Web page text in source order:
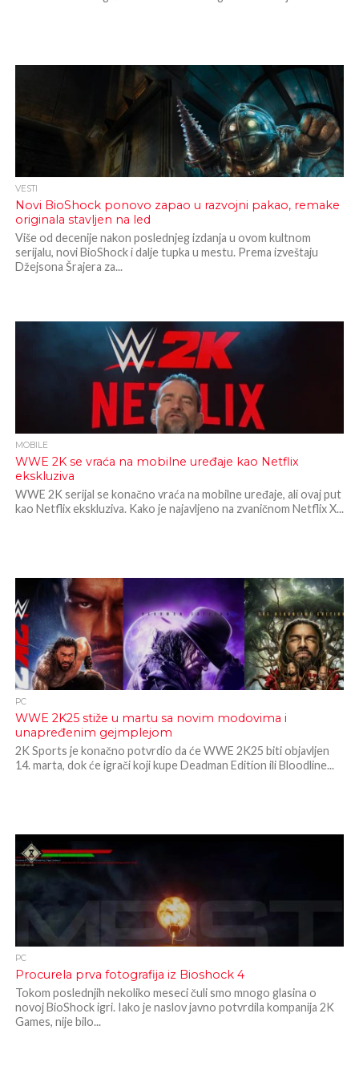
VESTI
Novi BioShock ponovo zapao u razvojni pakao, remake
originala stavljen na led
Više od decenije nakon poslednjeg izdanja u ovom kultnom
serijalu, novi BioShock i dalje tupka u mestu. Prema izveštaju
Džejsona Šrajera za...
MOBILE
WWE 2K se vraća na mobilne uređaje kao Netflix
ekskluziva
WWE 2K serijal se konačno vraća na mobilne uređaje, ali ovaj put
kao Netflix ekskluziva. Kako je najavljeno na zvaničnom Netflix X...
PC
WWE 2K25 stiže u martu sa novim modovima i
unapređenim gejmplejom
2K Sports je konačno potvrdio da će WWE 2K25 biti objavljen
14. marta, dok će igrači koji kupe Deadman Edition ili Bloodline...
PC
Procurela prva fotografija iz Bioshock 4
Tokom poslednjih nekoliko meseci čuli smo mnogo glasina o
novoj BioShock igri. Iako je naslov javno potvrdila kompanija 2K
Games, nije bilo...